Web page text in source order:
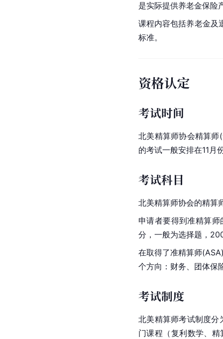
是实际提供养老金保险
课程内容包括养老金及
标准。
资格认定
考试时间
北美精算师协会精算
的考试一般安排在11月
考试科目
北美精算师协会的精算
申请者要得到准精算
分，一般为选择题，
在取得了准精算师
个方向：财务、团体保
考试制度
北美精算师考试制度
门课程（复利数学、